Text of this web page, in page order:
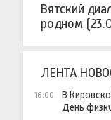
Вятский
родном
ЛЕНТА
16:00
В
День